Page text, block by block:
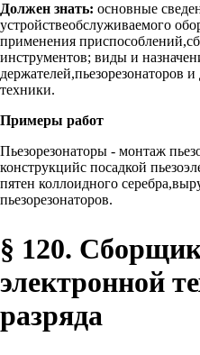
Должен знать: основные
устройствеобслуживаемого
применения
инструментов; виды и
держателей,пьезорезонаторов
техники.
Примеры работ
Пьезорезонаторы - монтаж
конструкцийс посадкой
пятен коллоидного
пьезорезонаторов.
§ 120.
электронной
разряда